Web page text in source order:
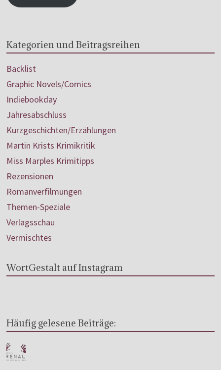
Kategorien und Beitragsreihen
Backlist
Graphic Novels/Comics
Indiebookday
Jahresabschluss
Kurzgeschichten/Erzählungen
Martin Krists Krimikritik
Miss Marples Krimitipps
Rezensionen
Romanverfilmungen
Themen-Speziale
Verlagsschau
Vermischtes
WortGestalt auf Instagram
Häufig gelesene Beiträge: